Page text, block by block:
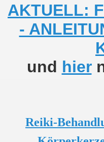
AKTUELL:
-
und hier
Reiki-